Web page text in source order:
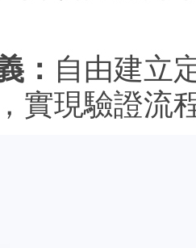
： 自由建立
實現驗證流